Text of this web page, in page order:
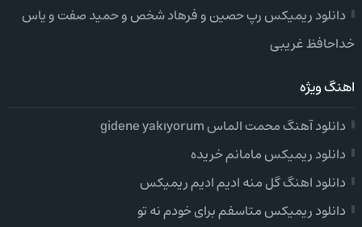
دانلود ریمیکس رپ حصین و فرهاد شخص و حمید صفت و یاس
خداحافظ غریبی
اهنگ ویژه
دانلود آهنگ محمت الماس gidene yakıyorum
دانلود ریمیکس مامانم خریده
دانلود اهنگ گل منه ادیم ادیم ریمیکس
دانلود ریمیکس متاسفم برای خودم نه تو